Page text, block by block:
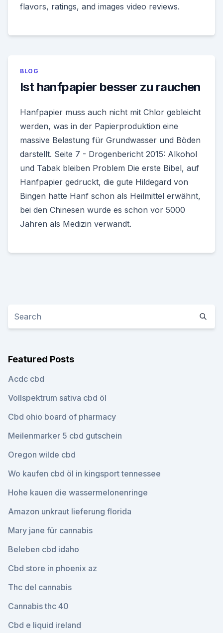
flavors, ratings, and images video reviews.
BLOG
Ist hanfpapier besser zu rauchen
Hanfpapier muss auch nicht mit Chlor gebleicht
werden, was in der Papierproduktion eine
massive Belastung für Grundwasser und Böden
darstellt. Seite 7 - Drogenbericht 2015: Alkohol
und Tabak bleiben Problem Die erste Bibel, auf
Hanfpapier gedruckt, die gute Hildegard von
Bingen hatte Hanf schon als Heilmittel erwähnt,
bei den Chinesen wurde es schon vor 5000
Jahren als Medizin verwandt.
Featured Posts
Acdc cbd
Vollspektrum sativa cbd öl
Cbd ohio board of pharmacy
Meilenmarker 5 cbd gutschein
Oregon wilde cbd
Wo kaufen cbd öl in kingsport tennessee
Hohe kauen die wassermelonenringe
Amazon unkraut lieferung florida
Mary jane für cannabis
Beleben cbd idaho
Cbd store in phoenix az
Thc del cannabis
Cannabis thc 40
Cbd e liquid ireland